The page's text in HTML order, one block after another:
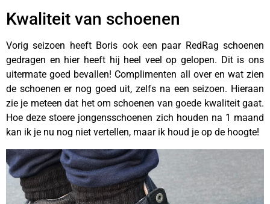
Kwaliteit van schoenen
Vorig seizoen heeft Boris ook een paar RedRag schoenen
gedragen en hier heeft hij heel veel op gelopen. Dit is ons
uitermate goed bevallen! Complimenten all over en wat zien
de schoenen er nog goed uit, zelfs na een seizoen. Hieraan
zie je meteen dat het om schoenen van goede kwaliteit gaat.
Hoe deze stoere jongensschoenen zich houden na 1 maand
kan ik je nu nog niet vertellen, maar ik houd je op de hoogte!